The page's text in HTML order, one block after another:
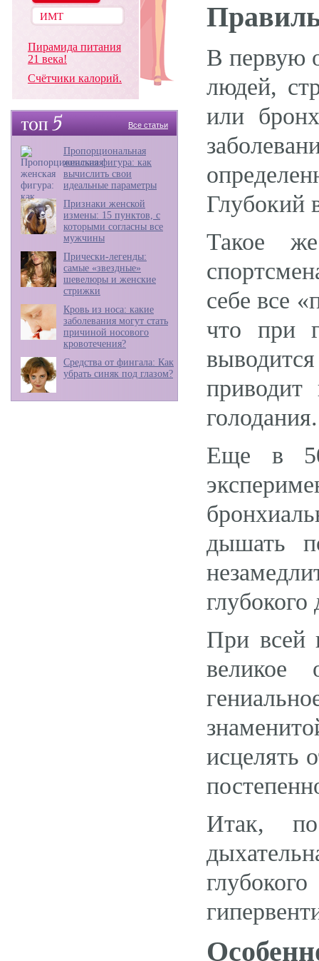
Пирамида питания
21 века!
Счётчики калорий.
Все статьи
Пропорциональная
женская фигура: как
вычислить свои
идеальные параметры
Признаки женской
измены: 15 пунктов, с
которыми согласны все
мужчины
Прически-легенды:
самые «звездные»
шевелюры и женские
стрижки
Кровь из носа: какие
заболевания могут стать
причиной носового
кровотечения?
Средства от фингала: Как
убрать синяк под глазом?
В первую
людей,
или
Глубокий
Такое
себе все
что при
приводит
голодания.
Еще в
дышать
При всей
великое
исцелять
Итак, по